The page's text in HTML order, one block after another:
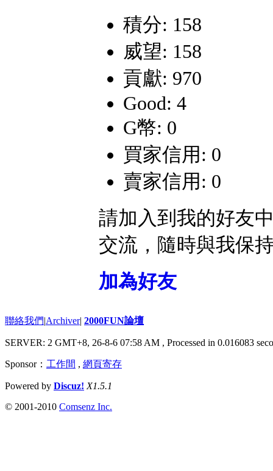
積分: 158
威望: 158
貢獻: 970
Good: 4
G幣: 0
買家信用: 0
賣家信用: 0
請加入到我的好友
交流，隨時與我保
加為好友
聯絡我們|Archiver| 2000FUN論壇
SERVER: 2 GMT+8, 26-8-6 07:58 AM , Processed in 0.016083
Sponsor： 工作間 , 網頁寄存
Powered by Discuz! X1.5.1
© 2001-2010 Comsenz Inc.